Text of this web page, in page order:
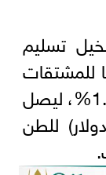
تسليم
للمشتقات
بمقدار 77 رينغيت، أو بنسبة 1.68%، ليصل
إلى 4498 رينغيت (1107.34 دولار) للطن